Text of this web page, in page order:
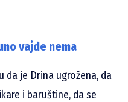
vajde nema
da je Drina ugrožena, da
i baruštine, da se